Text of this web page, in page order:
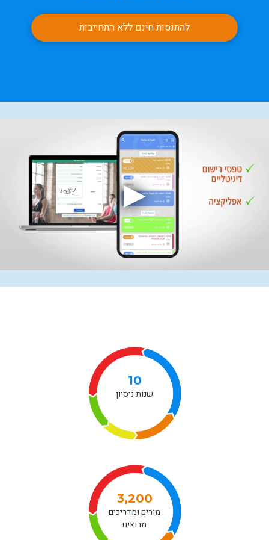
להתנסות חינם ללא התחייבות
10
שנות ניסיון
3,200
מורים ומדריכים
מרוצים